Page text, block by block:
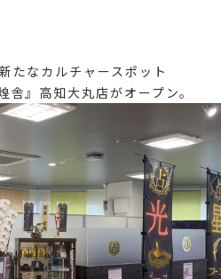
たなカルチャースポット
舎』高知大丸店がオープン。